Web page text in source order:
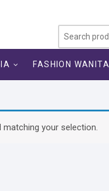
FASHION WANITA
your selection.